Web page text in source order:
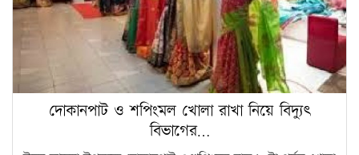
দোকানপাট ও শপিংমল খোলা রাখা নিয়ে বিদ্যুৎ
বিভাগের…